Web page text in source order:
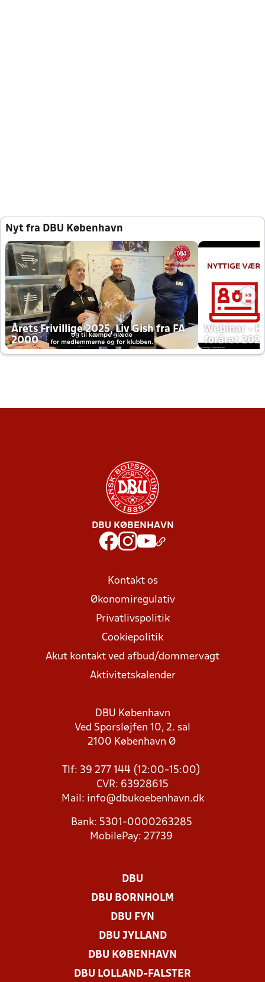
Nyt fra DBU København
Årets Frivillige 2025, Liv Gish fra FA
2000
Webinar -
foråret
DBU KØBENHAVN
Kontakt os
Økonomiregulativ
Privatlivspolitik
Cookiepolitik
Akut kontakt ved afbud/dommervagt
Aktivitetskalender
DBU København
Ved Sporsløjfen 10, 2. sal
2100 København Ø
Tlf: 39 277 144 (12:00-15:00)
CVR: 63928615
Mail: info@dbukoebenhavn.dk
Bank: 5301-0000263285
MobilePay: 27739
DBU
DBU BORNHOLM
DBU FYN
DBU JYLLAND
DBU KØBENHAVN
DBU LOLLAND-FALSTER